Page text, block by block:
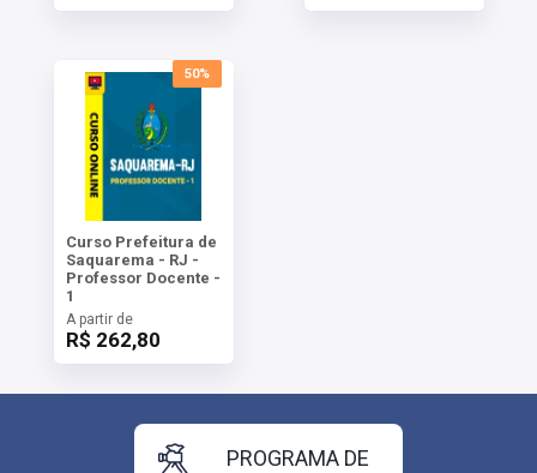
50%
Curso Prefeitura de
Saquarema - RJ -
Professor Docente -
1
A partir de
R$ 262,80
PROGRAMA DE